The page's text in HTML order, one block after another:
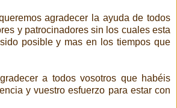
agradecer la ayuda de todos
y patrocinadores sin los cuales esta
posible y mas en los tiempos que
a todos vosotros que habéis
y vuestro esfuerzo para estar con